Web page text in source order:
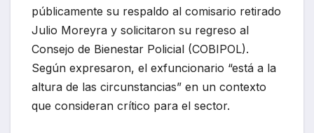
públicamente su respaldo al comisario retirado
Julio Moreyra y solicitaron su regreso al
Consejo de Bienestar Policial (COBIPOL).
Según expresaron, el exfuncionario “está a la
altura de las circunstancias” en un contexto
que consideran crítico para el sector.